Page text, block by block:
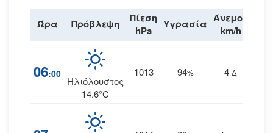
Ώρα Πρόβλεψη
Πίεση
hPa
Υγρασία Άνεμος
km/h
06:00
Ηλιόλουστος
14.6°C
1013 94% 4 Δ